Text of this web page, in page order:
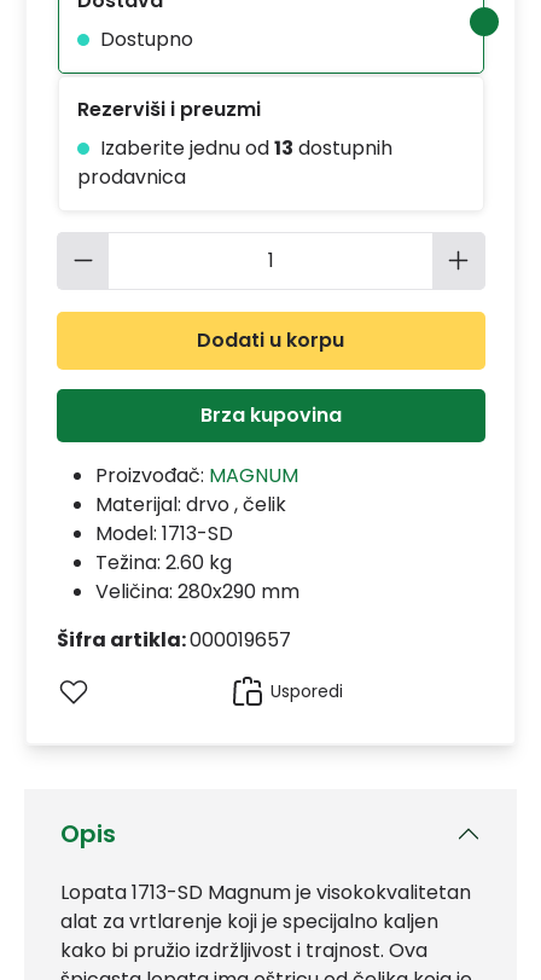
Opis
Lopata 1713-SD Magnum je visokokvalitetan
alat za vrtlarenje koji je specijalno kaljen
kako bi pružio izdržljivost i trajnost. Ova
Dostupno
Rezerviši i preuzmi
Izaberite jednu od13 dostupnih
prodavnica
Količina proizvoda: Unesite
Dodati u korpu
Brza kupovina
Proizvođač: MAGNUM
Materijal: drvo , čelik
Model: 1713-SD
Težina: 2.60 kg
Veličina: 280x290 mm
Šifra artikla:000019657
Usporedi